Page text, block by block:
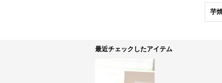
芋
最近チェックしたアイテム